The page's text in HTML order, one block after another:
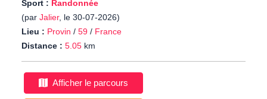
Sport : Randonnée
(par Jalier, le 30-07-2026)
Lieu : Provin / 59 / France
Distance : 5.05 km
Afficher le parcours